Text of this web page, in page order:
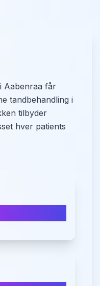
Aabenraa får
tandbehandling i
tilbyder
hver patients